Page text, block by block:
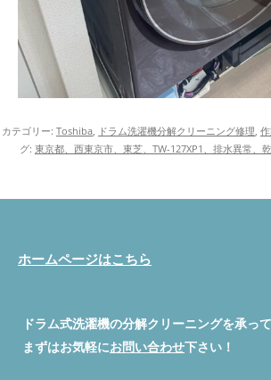
カテゴリー: Toshiba ドラム洗濯機分解クリーニング修理
グ: 東京都、西東京市、東芝、TW-127XP1、排水異常、
ホームページはこちら
ドラム式洗濯機の分解クリーニングを承って
まずはお気軽にお問い合わせ下さい！